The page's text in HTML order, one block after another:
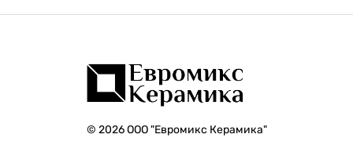
© 2026 ООО "Евромикс Керамика"